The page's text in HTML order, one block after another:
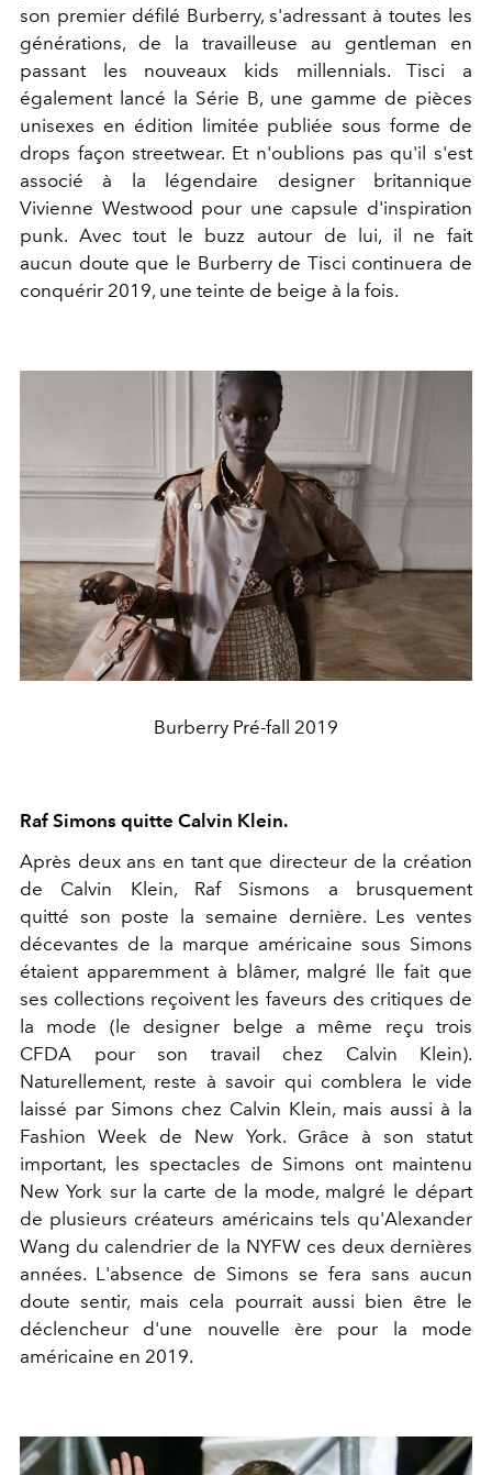
son premier défilé Burberry, s'adressant à toutes les
générations, de la travailleuse au gentleman en
passant les nouveaux kids millennials. Tisci a
également lancé la Série B, une gamme de pièces
unisexes en édition limitée publiée sous forme de
drops façon streetwear. Et n'oublions pas qu'il s'est
associé à la légendaire designer britannique
Vivienne Westwood pour une capsule d'inspiration
punk. Avec tout le buzz autour de lui, il ne fait
aucun doute que le Burberry de Tisci continuera de
conquérir 2019, une teinte de beige à la fois.
Burberry Pré-fall 2019
Raf Simons quitte Calvin Klein.
Après deux ans en tant que directeur de la création
de Calvin Klein, Raf Sismons a brusquement
quitté son poste la semaine dernière. Les ventes
décevantes de la marque américaine sous Simons
étaient apparemment à blâmer, malgré lle fait que
ses collections reçoivent les faveurs des critiques de
la mode (le designer belge a même reçu trois
CFDA pour son travail chez Calvin Klein).
Naturellement, reste à savoir qui comblera le vide
laissé par Simons chez Calvin Klein, mais aussi à la
Fashion Week de New York. Grâce à son statut
important, les spectacles de Simons ont maintenu
New York sur la carte de la mode, malgré le départ
de plusieurs créateurs américains tels qu'Alexander
Wang du calendrier de la NYFW ces deux dernières
années. L'absence de Simons se fera sans aucun
doute sentir, mais cela pourrait aussi bien être le
déclencheur d'une nouvelle ère pour la mode
américaine en 2019.